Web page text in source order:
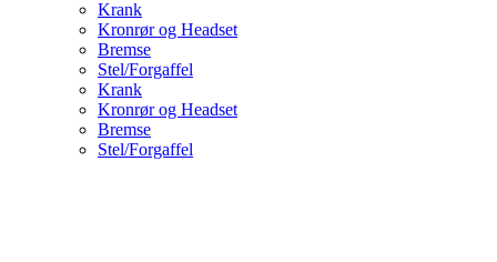
Krank
Kronrør og Headset
Bremse
Stel/Forgaffel
Krank
Kronrør og Headset
Bremse
Stel/Forgaffel